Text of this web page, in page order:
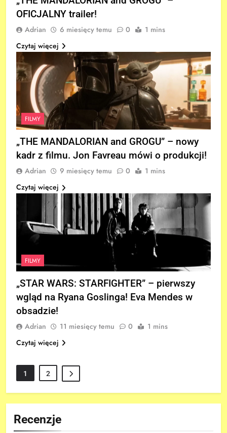
Recenzje
OFICJALNY trailer!
Adrian 6 miesięcy temu 0
1 mins
Czytaj więcej
FILMY
„THE MANDALORIAN and GROGU” – nowy
kadr z filmu. Jon Favreau mówi o produkcji!
Adrian 9 miesięcy temu 0
1 mins
Czytaj więcej
FILMY
„STAR WARS: STARFIGHTER” – pierwszy
wgląd na Ryana Goslinga! Eva Mendes w
obsadzie!
Adrian 11 miesięcy temu 0
1 mins
Czytaj więcej
1 2